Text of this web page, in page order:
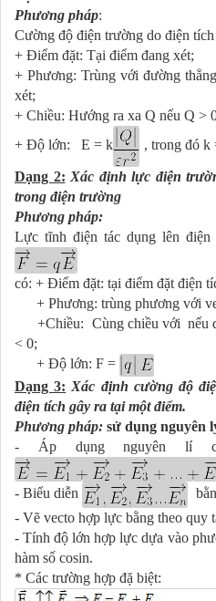
Phương pháp:
Cường độ điện trường do điện
+ Điểm đặt: Tại điểm đang xét;
+ Phương: Trùng với đường
xét;
+ Chiều: Hướng ra xa Q nếu Q >
+ Độ lớn: E = k
, trong đó k
Dạng 2: Xác định lực điện
trong điện trường
Phương pháp:
Lực tĩnh điện tác dụng lên
có: + Điểm đặt: tại điểm đặt điện
+ Phương: trùng phương với
+Chiều: Cùng chiều với nếu q
< 0;
+ Độ lớn: F =
Dạng 3: Xác định cường độ
điện tích gây ra tại một điểm.
Phương pháp: sử dụng nguyên
- Áp dụng nguyên lí
- Biểu diễn
- Vẽ vecto hợp lực bằng theo quy
- Tính độ lớn hợp lực dựa vào
hàm số cosin.
* Các trường hợp đặ biệt: